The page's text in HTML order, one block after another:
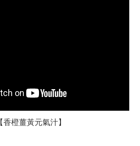
【香橙薑黃元氣汁】